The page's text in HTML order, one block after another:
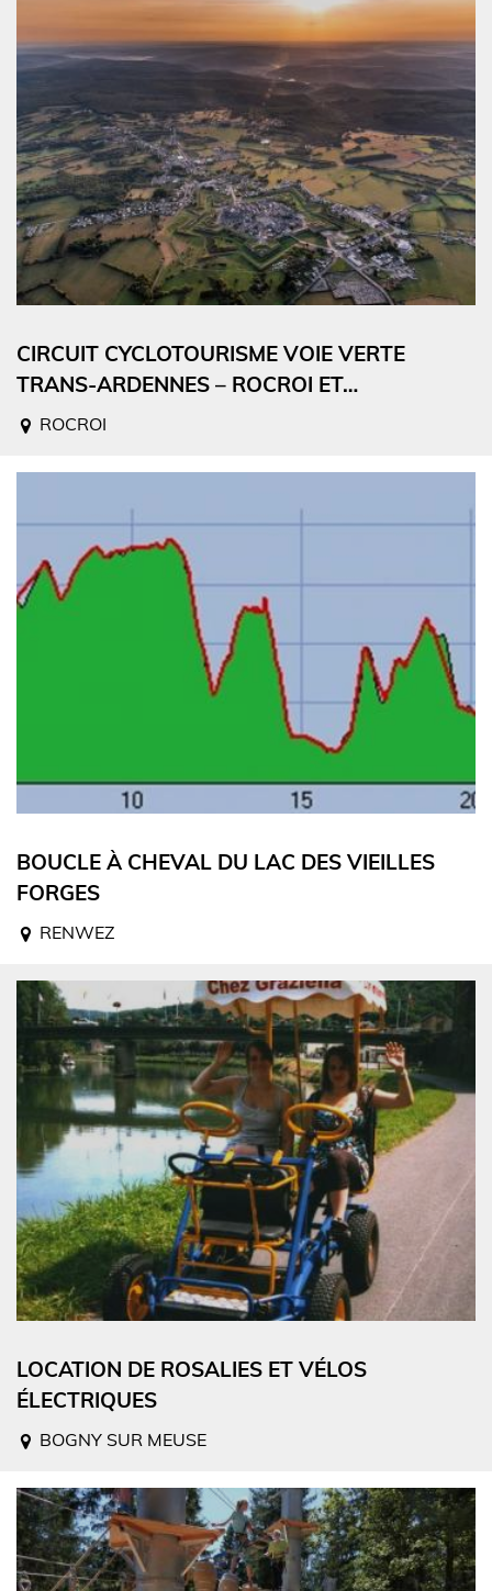
CIRCUIT CYCLOTOURISME VOIE VERTE
TRANS-ARDENNES – ROCROI ET…
ROCROI
BOUCLE À CHEVAL DU LAC DES VIEILLES
FORGES
RENWEZ
LOCATION DE ROSALIES ET VÉLOS
ÉLECTRIQUES
BOGNY SUR MEUSE